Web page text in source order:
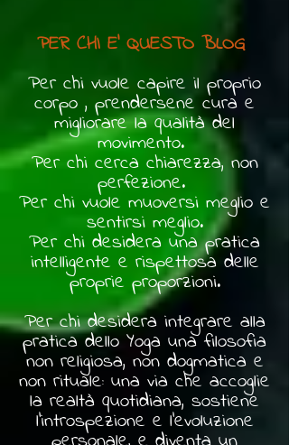
PER CHI E' QUESTO BLOG
Per chi vuole capire il proprio
corpo , prendersene cura e
migliorare la qualità del
movimento.
Per chi cerca chiarezza, non
perfezione.
Per chi vuole muoversi meglio e
sentirsi meglio.
Per chi desidera una pratica
intelligente e rispettosa delle
proprie proporzioni.
Per chi desidera integrare alla
pratica dello Yoga una filosofia
non religiosa, non dogmatica e
non rituale: una via che accoglie
la realtà quotidiana, sostiene
l'introspezione e l'evoluzione